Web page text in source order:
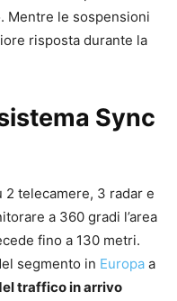
Mentre le sospensioni
risposta durante la
Sync
2 telecamere, 3 radar e
a 360 gradi l’area
fino a 130 metri.
segmento in Europa a
traffico in arrivo